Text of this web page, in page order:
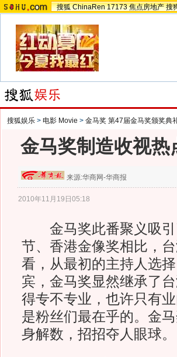
搜狐 ChinaRen 17173 焦点房地产 搜
搜狐娱乐 > 电影 Movie > 金马奖 第47届金马奖颁奖典
金马奖制造收视
来源:华商网-华商报
2010年11月19日05:18
金马奖此番聚义吸引
节、香港金像奖相比，
看，从最初的主持人选
宾，金马奖显然继承了
得专不专业，也许只有
是粉丝们最在乎的。金
身解数，招招夺人眼球。